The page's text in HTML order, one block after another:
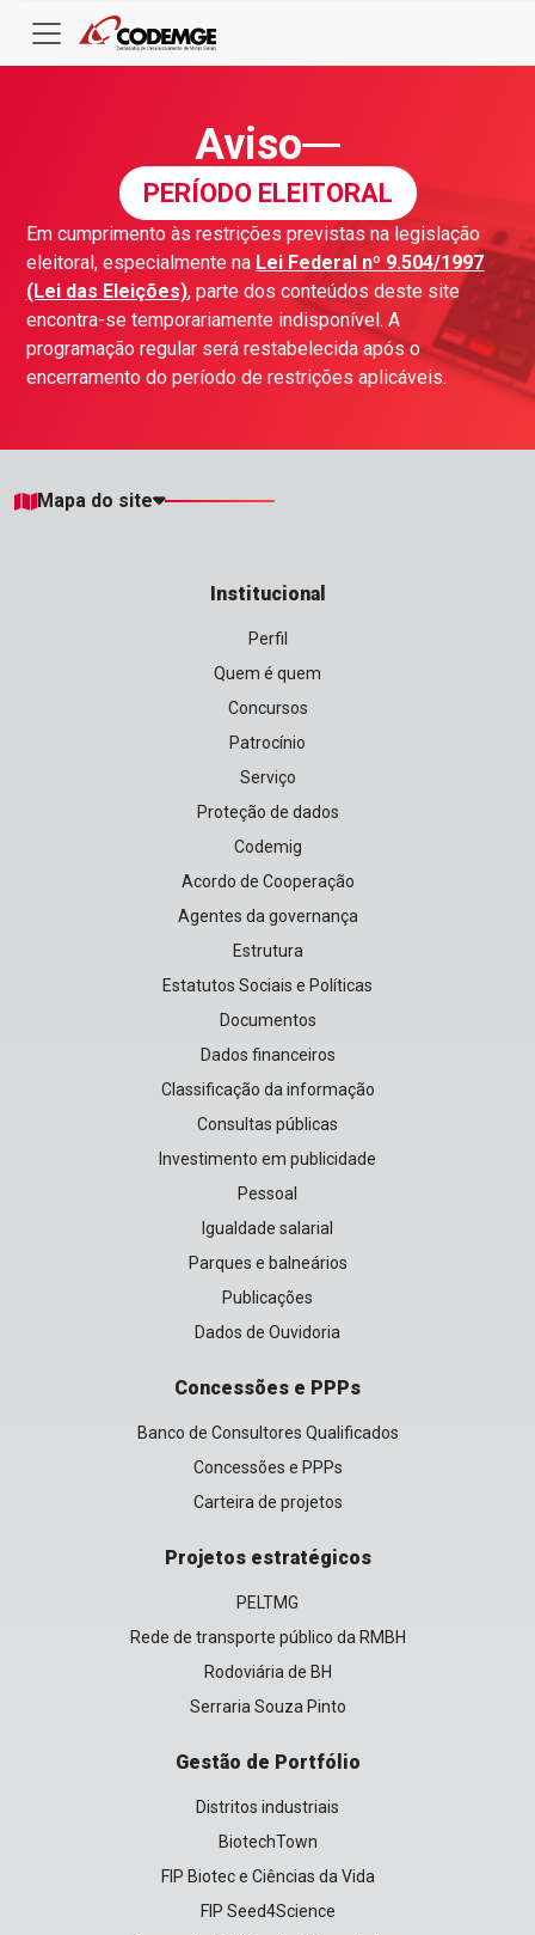
Aviso
PERÍODO ELEITORAL
Em cumprimento às restrições previstas na legislação
eleitoral, especialmente na Lei Federal nº 9.504/1997
(Lei das Eleições), parte dos conteúdos deste site
encontra-se temporariamente indisponível. A
programação regular será restabelecida após o
encerramento do período de restrições aplicáveis.
Mapa do site
Institucional
Perfil
Quem é quem
Concursos
Patrocínio
Serviço
Proteção de dados
Codemig
Acordo de Cooperação
Agentes da governança
Estrutura
Estatutos Sociais e Políticas
Documentos
Dados financeiros
Classificação da informação
Consultas públicas
Investimento em publicidade
Pessoal
Igualdade salarial
Parques e balneários
Publicações
Dados de Ouvidoria
Concessões e PPPs
Banco de Consultores Qualificados
Concessões e PPPs
Carteira de projetos
Projetos estratégicos
PELTMG
Rede de transporte público da RMBH
Rodoviária de BH
Serraria Souza Pinto
Gestão de Portfólio
Distritos industriais
BiotechTown
FIP Biotec e Ciências da Vida
FIP Seed4Science